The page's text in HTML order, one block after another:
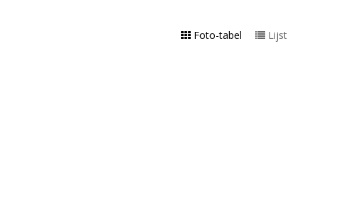
Foto-tabel Lijst